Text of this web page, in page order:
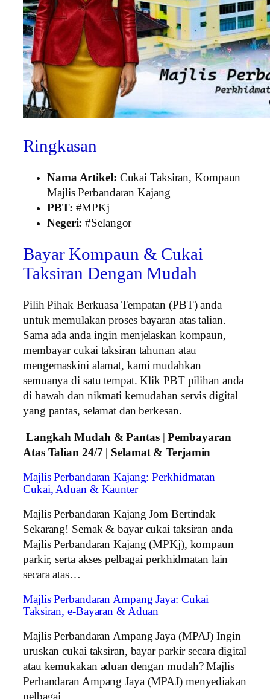
Ringkasan
Nama Artikel: Cukai Taksiran, Kompaun
Majlis Perbandaran Kajang
PBT: #MPKj
Negeri: #Selangor
Bayar Kompaun & Cukai
Taksiran Dengan Mudah
Pilih Pihak Berkuasa Tempatan (PBT) anda
untuk memulakan proses bayaran atas talian.
Sama ada anda ingin menjelaskan kompaun,
membayar cukai taksiran tahunan atau
mengemaskini alamat, kami mudahkan
semuanya di satu tempat. Klik PBT pilihan anda
di bawah dan nikmati kemudahan servis digital
yang pantas, selamat dan berkesan.
Langkah Mudah & Pantas|Pembayaran
Atas Talian 24/7 | Selamat & Terjamin
Majlis Perbandaran Kajang: Perkhidmatan
Cukai, Aduan & Kaunter
Majlis Perbandaran Kajang Jom Bertindak
Sekarang! Semak & bayar cukai taksiran anda
Majlis Perbandaran Kajang (MPKj), kompaun
parkir, serta akses pelbagai perkhidmatan lain
secara atas…
Majlis Perbandaran Ampang Jaya: Cukai
Taksiran, e-Bayaran & Aduan
Majlis Perbandaran Ampang Jaya (MPAJ) Ingin
uruskan cukai taksiran, bayar parkir secara digital
atau kemukakan aduan dengan mudah? Majlis
Perbandaran Ampang Jaya (MPAJ) menyediakan
pelbagai…